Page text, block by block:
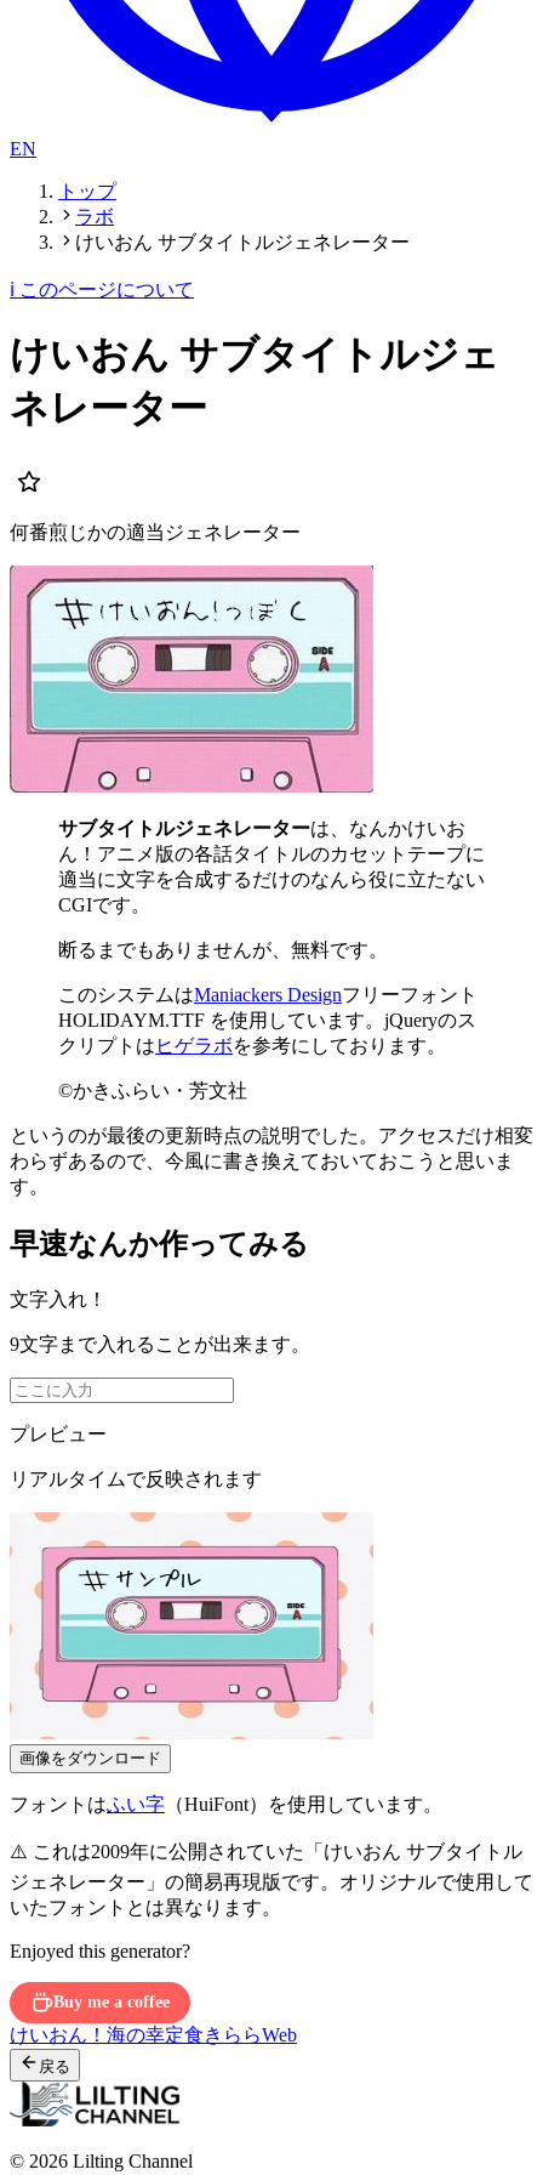
EN
トップ
ラボ
けいおん サブタイトルジェネレーター
ℹ️ このページについて
けいおん サブタイトルジェ
ネレーター
何番煎じかの適当ジェネレーター
サブタイトルジェネレーターは、なんかけいお
ん！アニメ版の各話タイトルのカセットテープに
適当に文字を合成するだけのなんら役に立たない
CGIです。
断るまでもありませんが、無料です。
このシステムはManiackers Designフリーフォント
HOLIDAYM.TTF を使用しています。jQueryのス
クリプトは ヒゲラボを参考にしております。
©かきふらい・芳文社
というのが最後の更新時点の説明でした。アクセスだけ相変
わらずあるので、今風に書き換えておいておこうと思いま
す。
早速なんか作ってみる
文字入れ！
9文字まで入れることが出来ます。
プレビュー
リアルタイムで反映されます
画像をダウンロード
フォントはふい字 （HuiFont）を使用しています。
⚠️ これは2009年に公開されていた「けいおん サブタイトル
ジェネレーター」の簡易再現版です。オリジナルで使用して
いたフォントとは異なります。
Enjoyed this generator?
Buy me a coffee
けいおん！ 海の幸定食きららWeb
戻る
© 2026 Lilting Channel